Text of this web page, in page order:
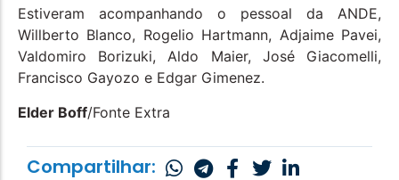
Estiveram acompanhando o pessoal da ANDE,
Willberto Blanco, Rogelio Hartmann, Adjaime Pavei,
Valdomiro Borizuki, Aldo Maier, José Giacomelli,
Francisco Gayozo e Edgar Gimenez.
Elder Boff/Fonte Extra
Compartilhar: